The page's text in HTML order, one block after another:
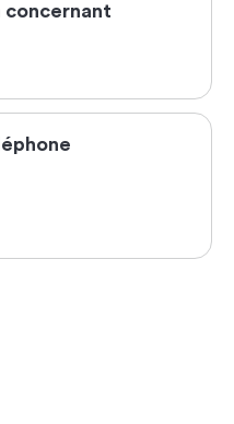
concernant